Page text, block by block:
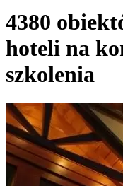
4380
hoteli na
szkolenia